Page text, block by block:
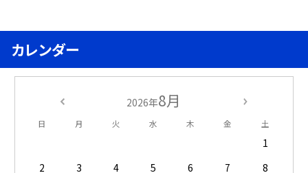
カレンダー
2026年8月
日 月 火 水 木 金 土
1
2
3 4 5 6 7
8